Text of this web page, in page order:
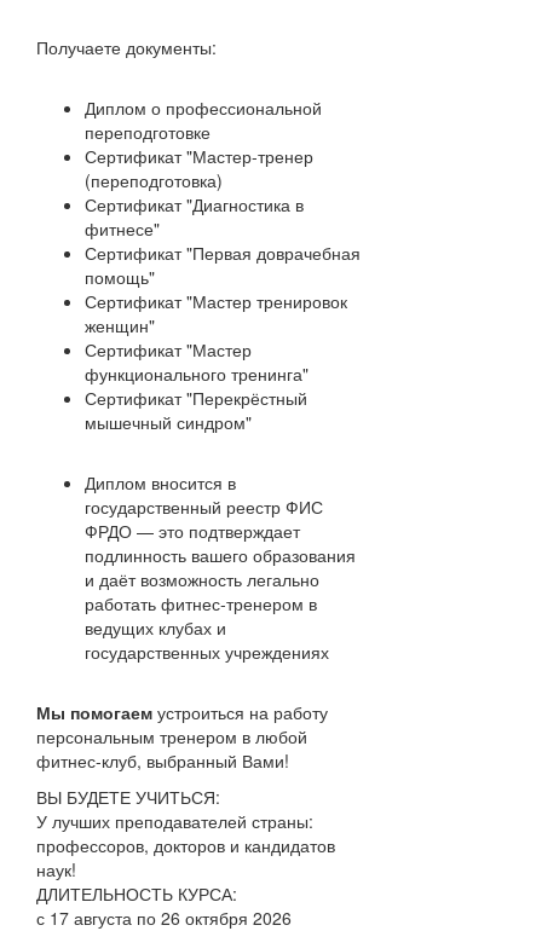
Получаете документы:
Диплом о профессиональной
переподготовке
Сертификат "Мастер-тренер
(переподготовка)
Сертификат "Диагностика в
фитнесе"
Сертификат "Первая доврачебная
помощь"
Сертификат "Мастер тренировок
женщин"
Сертификат "Мастер
функционального тренинга"
Сертификат "Перекрёстный
мышечный синдром"
Диплом вносится в
государственный реестр ФИС
ФРДО — это подтверждает
подлинность вашего образования
и даёт возможность легально
работать фитнес‑тренером в
ведущих клубах и
государственных учреждениях
Мы помогаем устроиться на работу
персональным тренером в любой
фитнес-клуб, выбранный Вами!
ВЫ БУДЕТЕ УЧИТЬСЯ:
У лучших преподавателей страны:
профессоров, докторов и кандидатов
наук!
ДЛИТЕЛЬНОСТЬ КУРСА:
с 17 августа по 26 октября 2026